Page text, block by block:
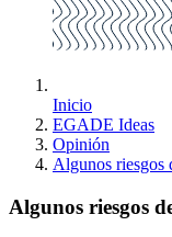
Inicio
EGADE Ideas
Opinión
Algunos riesgos
Algunos riesgos